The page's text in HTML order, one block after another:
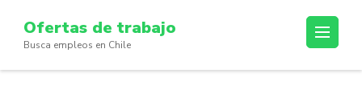
content
(Press
Ofertas de trabajo
Busca empleos en Chile